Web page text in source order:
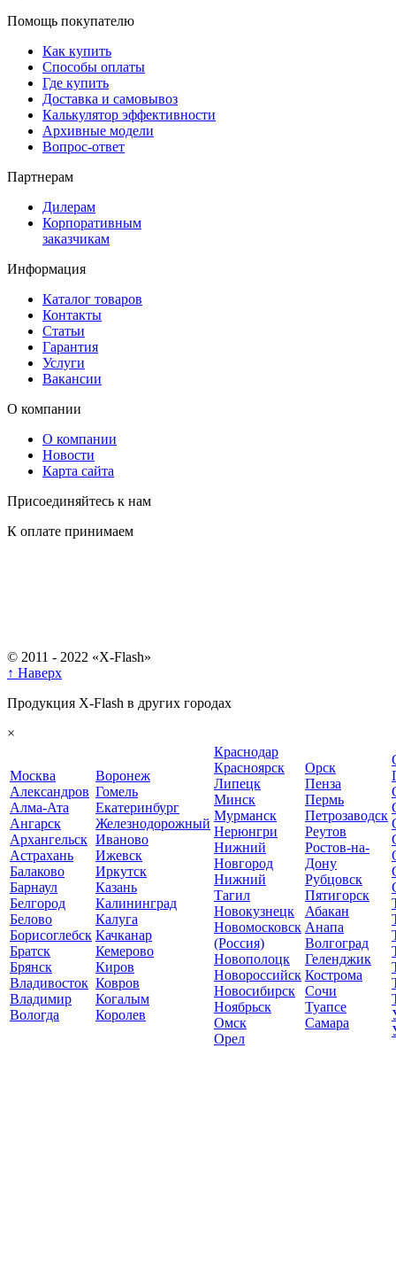
Помощь покупателю
Как купить
Способы оплаты
Где купить
Доставка и самовывоз
Калькулятор эффективности
Архивные модели
Вопрос-ответ
Партнерам
Дилерам
Корпоративным
заказчикам
Информация
Каталог товаров
Контакты
Статьи
Гарантия
Услуги
Вакансии
О компании
О компании
Новости
Карта сайта
Присоединяйтесь к нам
К оплате принимаем
© 2011 - 2022 «X-Flash»
↑ Наверх
Продукция X-Flash в других городах
×
Москва
Александров
Алма-Ата
Ангарск
Архангельск
Астрахань
Балаково
Барнаул
Белгород
Белово
Борисоглебск
Братск
Брянск
Владивосток
Владимир
Вологда
Воронеж
Гомель
Екатеринбург
Железнодорожный
Иваново
Ижевск
Иркутск
Казань
Калининград
Калуга
Качканар
Кемерово
Киров
Ковров
Когалым
Королев
Краснодар
Красноярск
Липецк
Минск
Мурманск
Нерюнгри
Нижний
Новгород
Нижний
Тагил
Новокузнецк
Новомосковск
(Россия)
Новополоцк
Новороссийск
Новосибирск
Ноябрьск
Омск
Орел
Орск
Пенза
Пермь
Петрозаводск
Реутов
Ростов-на-
Дону
Рубцовск
Пятигорск
Абакан
Анапа
Волгоград
Геленджик
Кострома
Сочи
Туапсе
Самара